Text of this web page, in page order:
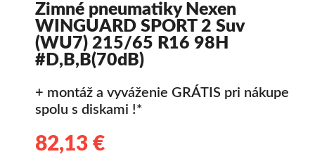
Zimné pneumatiky Nexen
WINGUARD SPORT 2 Suv
(WU7) 215/65 R16 98H
#D,B,B(70dB)
+ montáž a vyváženie GRÁTIS pri nákupe
spolu s diskami !*
82,13 €